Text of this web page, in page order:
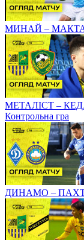
МИНАЙ –
МЕТАЛІСТ –
Контрольна гра
ДИНАМО –